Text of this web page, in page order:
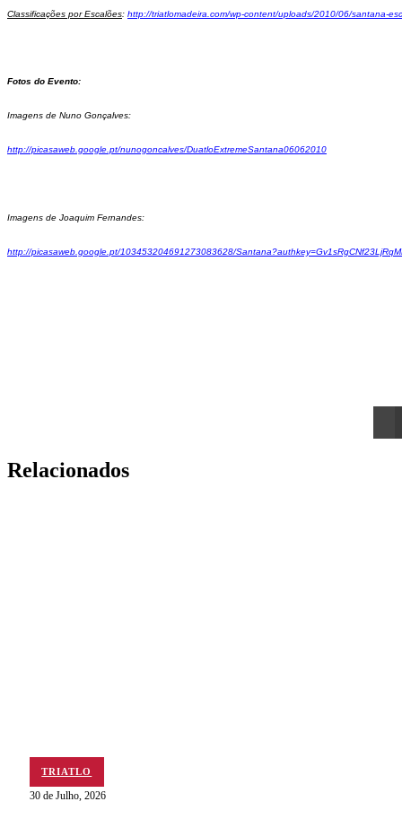
Classificações por Escalões: http://triatlomadeira.com/wp-content/uploads/2010/06/santana-
Fotos do Evento:
Imagens de Nuno Gonçalves:
http://picasaweb.google.pt/nunogoncalves/DuatloExtremeSantana06062010
Imagens de Joaquim Fernandes:
http://picasaweb.google.pt/103453204691273083628/Santana?
Relacionados
TRIATLO
30 de Julho, 2026